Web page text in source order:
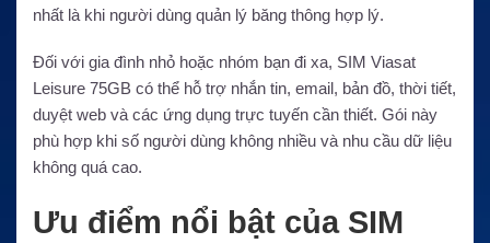
nhất là khi người dùng quản lý băng thông hợp lý.
Đối với gia đình nhỏ hoặc nhóm bạn đi xa, SIM Viasat
Leisure 75GB có thể hỗ trợ nhắn tin, email, bản đồ, thời tiết,
duyệt web và các ứng dụng trực tuyến cần thiết. Gói này
phù hợp khi số người dùng không nhiều và nhu cầu dữ liệu
không quá cao.
Ưu điểm nổi bật của SIM